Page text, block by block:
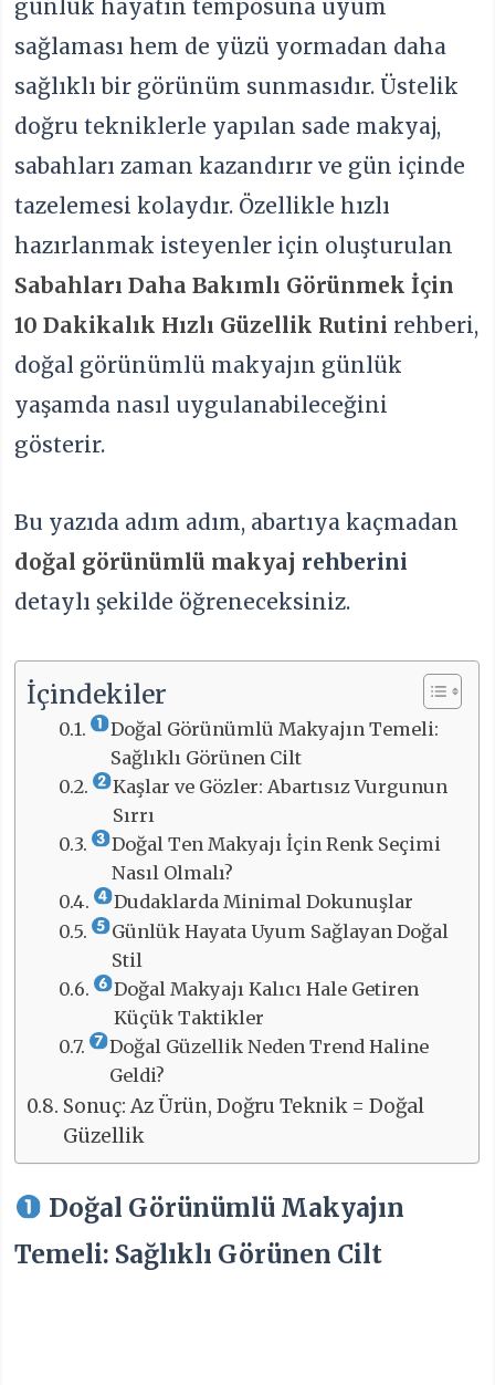
günlük hayatın temposuna uyum
sağlaması hem de yüzü yormadan daha
sağlıklı bir görünüm sunmasıdır. Üstelik
doğru tekniklerle yapılan sade makyaj,
sabahları zaman kazandırır ve gün içinde
tazelemesi kolaydır. Özellikle hızlı
hazırlanmak isteyenler için oluşturulan
Sabahları Daha Bakımlı Görünmek İçin
10 Dakikalık Hızlı Güzellik Rutini rehberi,
doğal görünümlü makyajın günlük
yaşamda nasıl uygulanabileceğini
gösterir.
Bu yazıda adım adım, abartıya kaçmadan
doğal görünümlü makyaj rehberini
detaylı şekilde öğreneceksiniz.
İçindekiler
Doğal Görünümlü Makyajın Temeli:
Sağlıklı Görünen Cilt
Kaşlar ve Gözler: Abartısız Vurgunun
Sırrı
Doğal Ten Makyajı İçin Renk Seçimi
Nasıl Olmalı?
Dudaklarda Minimal Dokunuşlar
Günlük Hayata Uyum Sağlayan Doğal
Stil
Doğal Makyajı Kalıcı Hale Getiren
Küçük Taktikler
Doğal Güzellik Neden Trend Haline
Geldi?
Sonuç: Az Ürün, Doğru Teknik = Doğal
Güzellik
Doğal Görünümlü Makyajın
Temeli: Sağlıklı Görünen Cilt